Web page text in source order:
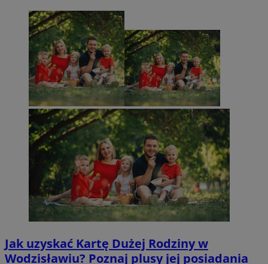
Jak uzyskać Kartę Dużej Rodziny w
Wodzisławiu? Poznaj plusy jej posiadania